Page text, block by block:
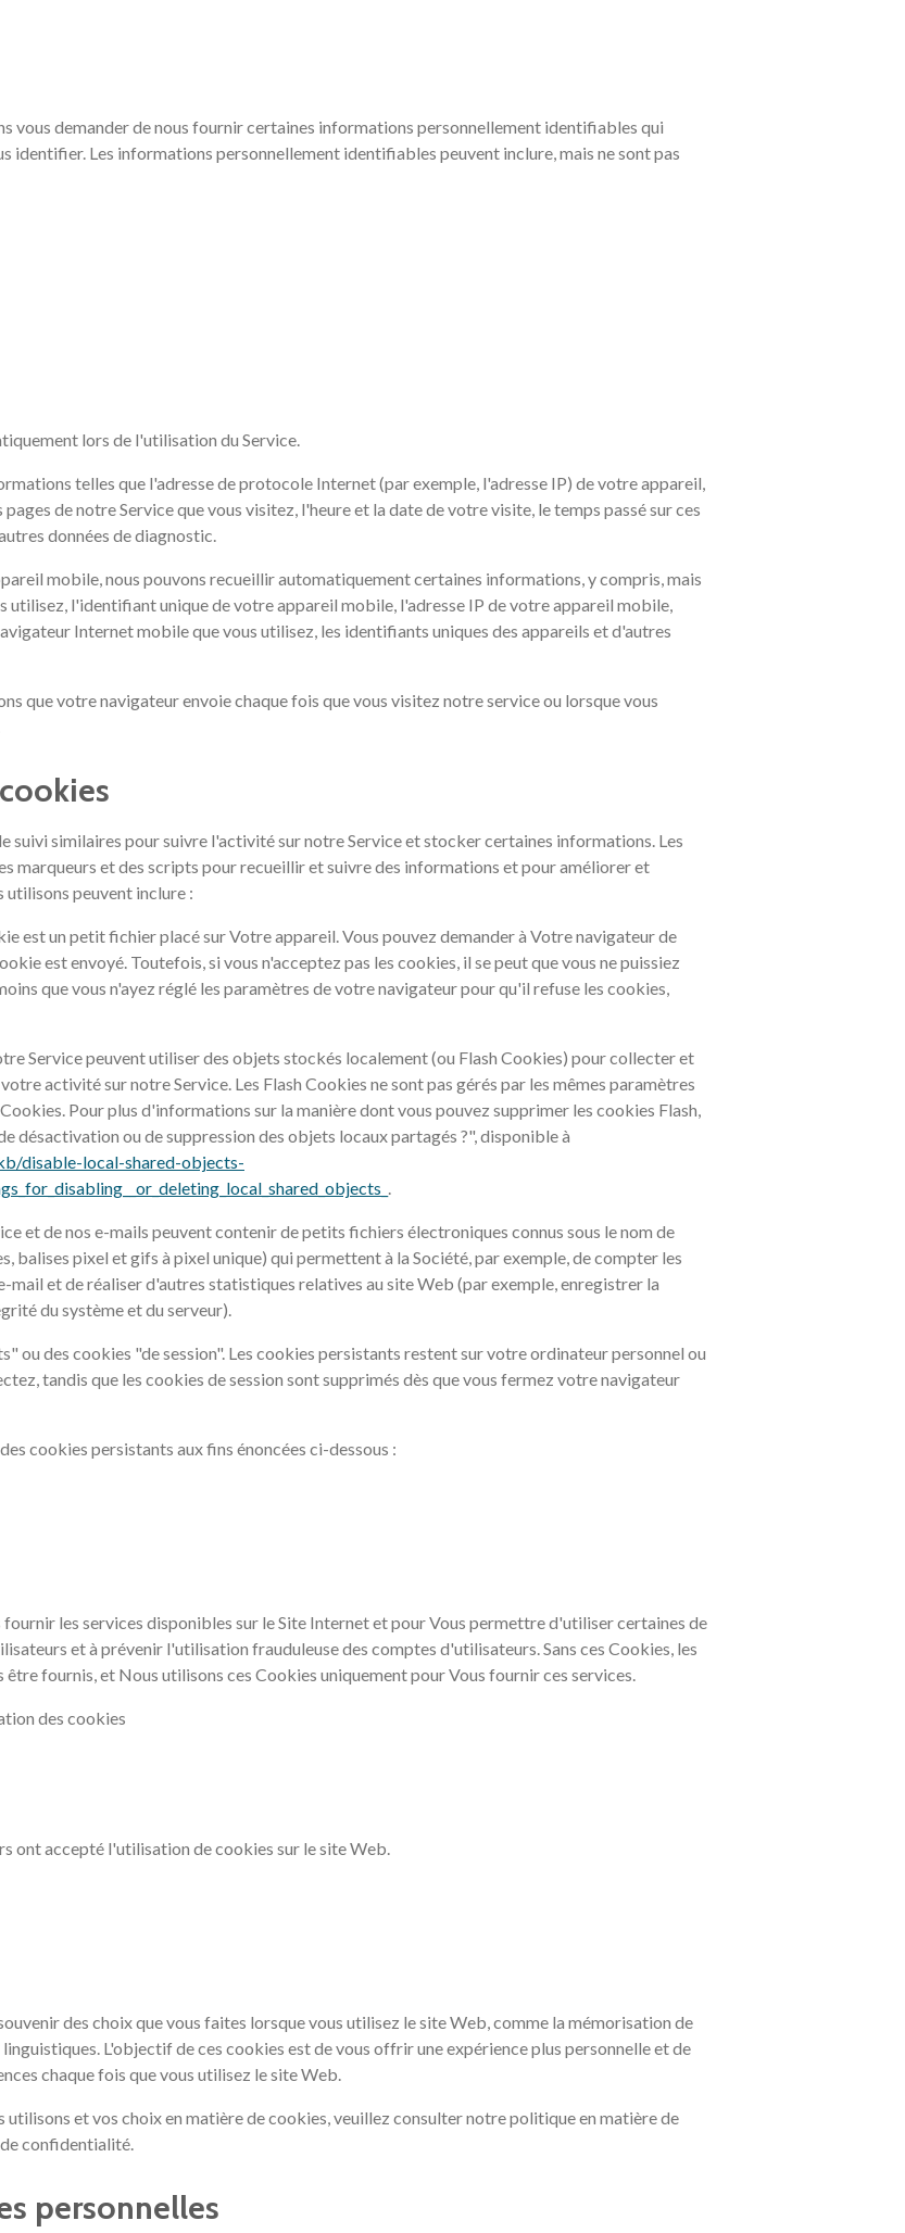
vous demander de nous fournir certaines informations personnellement identifiables qui
identifier. Les informations personnellement identifiables peuvent inclure, mais ne sont pas
lors de l'utilisation du Service.
telles que l'adresse de protocole Internet (par exemple, l'adresse IP) de votre appareil,
de notre Service que vous visitez, l'heure et la date de votre visite, le temps passé sur ces
données de diagnostic.
mobile, nous pouvons recueillir automatiquement certaines informations, y compris, mais
utilisez, l'identifiant unique de votre appareil mobile, l'adresse IP de votre appareil mobile,
Internet mobile que vous utilisez, les identifiants uniques des appareils et d'autres
que votre navigateur envoie chaque fois que vous visitez notre service ou lorsque vous
suivi similaires pour suivre l'activité sur notre Service et stocker certaines informations. Les
marqueurs et des scripts pour recueillir et suivre des informations et pour améliorer et
utilisons peuvent inclure :
est un petit fichier placé sur Votre appareil. Vous pouvez demander à Votre navigateur de
est envoyé. Toutefois, si vous n'acceptez pas les cookies, il se peut que vous ne puissiez
que vous n'ayez réglé les paramètres de votre navigateur pour qu'il refuse les cookies,
Service peuvent utiliser des objets stockés localement (ou Flash Cookies) pour collecter et
activité sur notre Service. Les Flash Cookies ne sont pas gérés par les mêmes paramètres
Pour plus d'informations sur la manière dont vous pouvez supprimer les cookies Flash,
désactivation ou de suppression des objets locaux partagés ?", disponible à
disable-local-shared-objects-
.
et de nos e-mails peuvent contenir de petits fichiers électroniques connus sous le nom de
balises pixel et gifs à pixel unique) qui permettent à la Société, par exemple, de compter les
mail et de réaliser d'autres statistiques relatives au site Web (par exemple, enregistrer la
du système et du serveur).
ou des cookies "de session". Les cookies persistants restent sur votre ordinateur personnel ou
tandis que les cookies de session sont supprimés dès que vous fermez votre navigateur
cookies persistants aux fins énoncées ci-dessous :
les services disponibles sur le Site Internet et pour Vous permettre d'utiliser certaines de
et à prévenir l'utilisation frauduleuse des comptes d'utilisateurs. Sans ces Cookies, les
être fournis, et Nous utilisons ces Cookies uniquement pour Vous fournir ces services.
des cookies
ont accepté l'utilisation de cookies sur le site Web.
des choix que vous faites lorsque vous utilisez le site Web, comme la mémorisation de
L'objectif de ces cookies est de vous offrir une expérience plus personnelle et de
chaque fois que vous utilisez le site Web.
et vos choix en matière de cookies, veuillez consulter notre politique en matière de
confidentialité.
personnelles